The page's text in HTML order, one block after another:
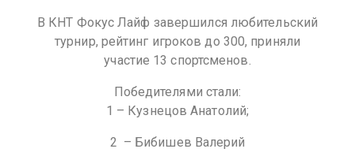
В КНТ Фокус Лайф завершился любительский
турнир, рейтинг игроков до 300, приняли
участие 13 спортсменов.
Победителями стали:
1 – Кузнецов Анатолий;
2 – Бибишев Валерий